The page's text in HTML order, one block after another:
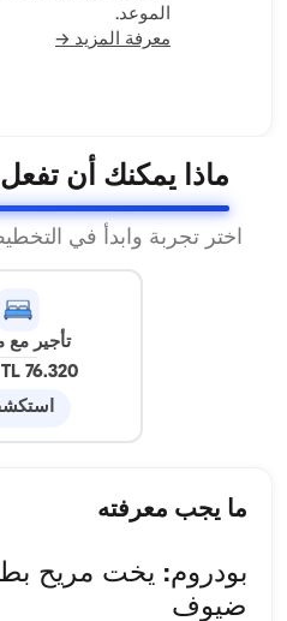
الموعد.
معرفة المزيد →
ماذا يمكنك أن
اختر تجربة وابدأ في
تأجير مع
76.320 TL
ما يجب معرفته
ضيوف